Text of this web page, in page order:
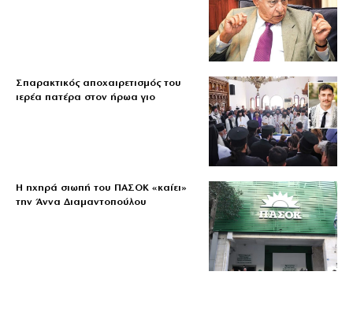
Σπαρακτικός αποχαιρετισμός του
ιερέα πατέρα στον ήρωα γιο
Η ηχηρά σιωπή του ΠΑΣΟΚ «καίει»
την Άννα Διαμαντοπούλου